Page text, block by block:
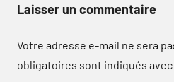
Laisser un commentaire
Votre adresse e-mail ne sera
obligatoires sont indiqués avec